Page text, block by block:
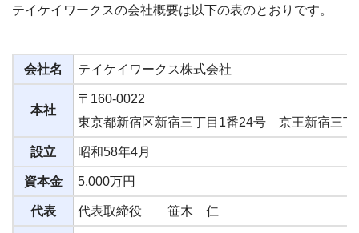
テイケイワークスの会社概要は以下の表のとおりです。
会社名 テイケイワークス株式会社
本社
〒160-0022
東京都新宿区新宿三丁目1番24号 京王新宿三丁
設立 昭和58年4月
資本金 5,000万円
代表 代表取締役 笹木 仁